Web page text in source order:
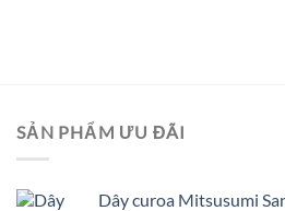
SẢN PHẨM ƯU ĐÃI
Dây curoa Mitsusumi